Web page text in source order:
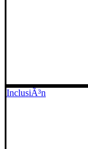
InclusiÃ³n